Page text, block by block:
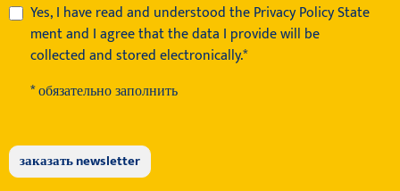
Yes, I have read and understood thePrivacy Policy State
mentand I agree that the data I provide will be
collected and stored electronically.*
* обязательно заполнить